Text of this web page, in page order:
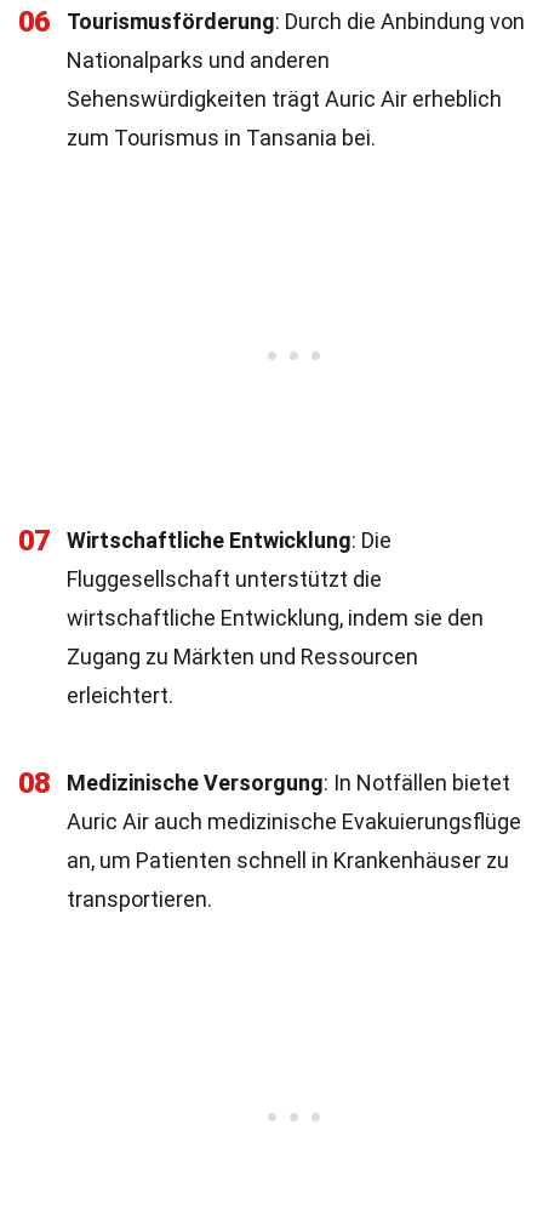
06 Tourismusförderung: Durch die Anbindung von
Nationalparks und anderen
Sehenswürdigkeiten trägt Auric Air erheblich
zum Tourismus in Tansania bei.
07 Wirtschaftliche Entwicklung: Die
Fluggesellschaft unterstützt die
wirtschaftliche Entwicklung, indem sie den
Zugang zu Märkten und Ressourcen
erleichtert.
08 Medizinische Versorgung: In Notfällen bietet
Auric Air auch medizinische Evakuierungsflüge
an, um Patienten schnell in Krankenhäuser zu
transportieren.